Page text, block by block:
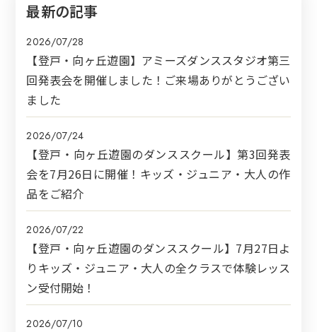
最新の記事
2026/07/28
【登戸・向ヶ丘遊園】アミーズダンススタジオ第三
回発表会を開催しました！ご来場ありがとうござい
ました
2026/07/24
【登戸・向ヶ丘遊園のダンススクール】第3回発表
会を7月26日に開催！キッズ・ジュニア・大人の作
品をご紹介
2026/07/22
【登戸・向ヶ丘遊園のダンススクール】7月27日よ
りキッズ・ジュニア・大人の全クラスで体験レッス
ン受付開始！
2026/07/10